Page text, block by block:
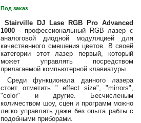
375
29
620-
38-
38
8
Под заказ
Stairville DJ Lase RGB Pro Advanced
1000 - профессиональный RGB лазер с
аналоговой диодной модуляцией для
качественного смешения цветов. В своей
категории этот лазер первый, который
может управлять посредством
прилагаемой компьютерной клавиатуры.
Среди функционала данного лазера
стоит отметить " effect size", "mirrors",
"color" и другие. Бесчисленым
количеством шоу, сцен и программ можно
легко управлять даже без опыта рабты с
подобными приборами.